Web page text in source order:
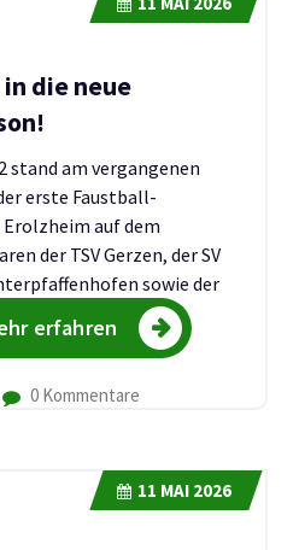
die neue
stand am vergangenen
erste Faustball-
auf dem
der TSV Gerzen, der SV
sowie der
erfahren
0 Kommentare
11 MAI 2026